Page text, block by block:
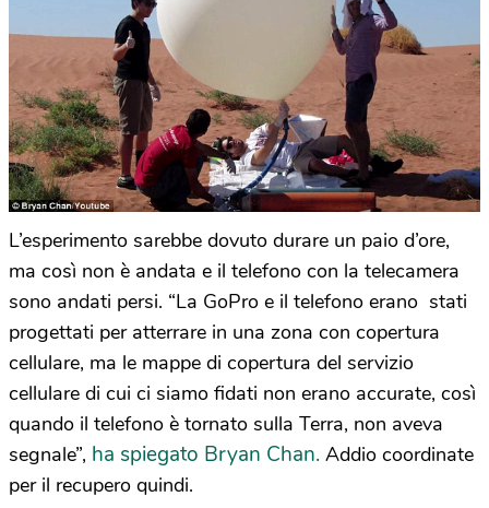
L’esperimento sarebbe dovuto durare un paio d’ore,
ma così non è andata e il telefono con la telecamera
sono andati persi. “La GoPro e il telefono erano stati
progettati per atterrare in una zona con copertura
cellulare, ma le mappe di copertura del servizio
cellulare di cui ci siamo fidati non erano accurate, così
quando il telefono è tornato sulla Terra, non aveva
segnale”, ha spiegato Bryan Chan. Addio coordinate
per il recupero quindi.